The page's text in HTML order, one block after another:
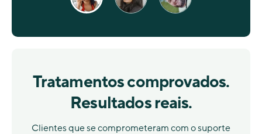
Tratamentos comprovados.
Resultados reais.
Clientes que se comprometeram com o suporte